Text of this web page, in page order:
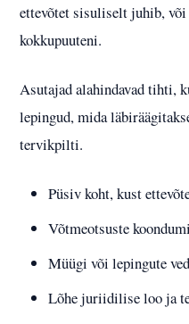
ettevõtet sisuliselt juhib,
kokkupuuteni.
Asutajad alahindavad tihti,
lepingud, mida
tervikpilti.
Püsiv koht, kust
Võtmeotsuste
Müügi või lepingute
Lõhe juriidilise loo ja